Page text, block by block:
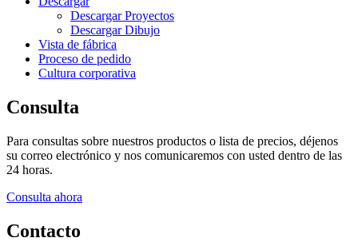
Descargar Proyectos
Descargar Dibujo
Vista de fábrica
Proceso de pedido
Cultura corporativa
Consulta
Para consultas sobre nuestros productos o lista de precios, déjenos
su correo electrónico y nos comunicaremos con usted dentro de las
24 horas.
Consulta ahora
Contacto